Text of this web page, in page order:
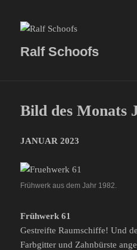
Ralf Schoofs
Bild des Monats
JANUAR 2023
Frühwerk aus dem Jahr 1982.
Frühwerk 61
Gestreifte Raumschiffe! Und
Farbgitter und Zahnbürste